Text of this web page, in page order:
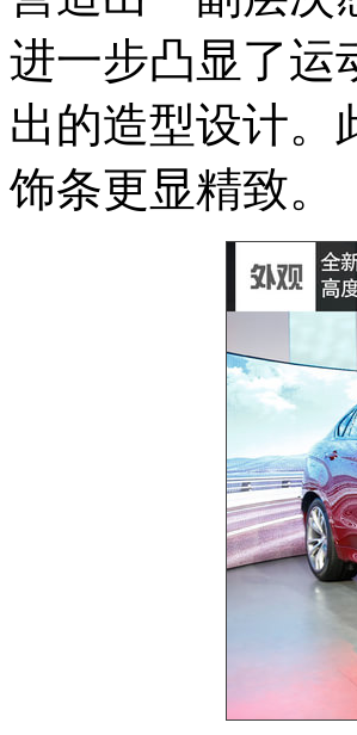
进一步凸显了运
出的造型设计。
饰条更显精致。